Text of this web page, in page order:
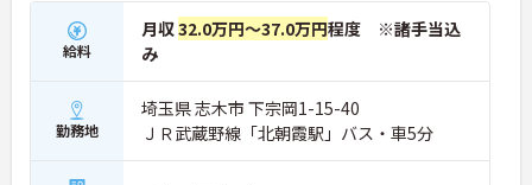
給料
月収32.0万円～37.0万円程度 ※諸手当込
み
勤務地
埼玉県 志木市 下宗岡1-15-40
ＪＲ武蔵野線「北朝霞駅」バス・車5分